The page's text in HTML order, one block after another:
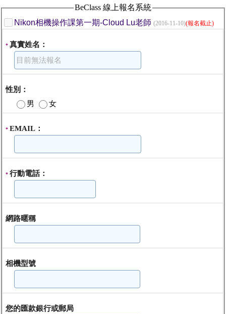
BeClass 線上報名系統
Nikon相機操作課第一期-Cloud Lu老師 (2016-11-10)(報名截止)
*真實姓名：
性別：
男
女
* EMAIL：
*行動電話：
網路暱稱
相機型號
您的匯款銀行或郵局